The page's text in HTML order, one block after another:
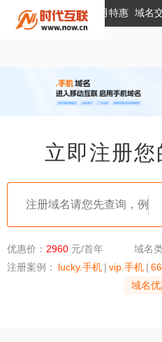
本月特惠 域名
立即注册您
优惠价： 2960 元/首年 域名
注册案例：
lucky.手机 | vip.手机 |
域名